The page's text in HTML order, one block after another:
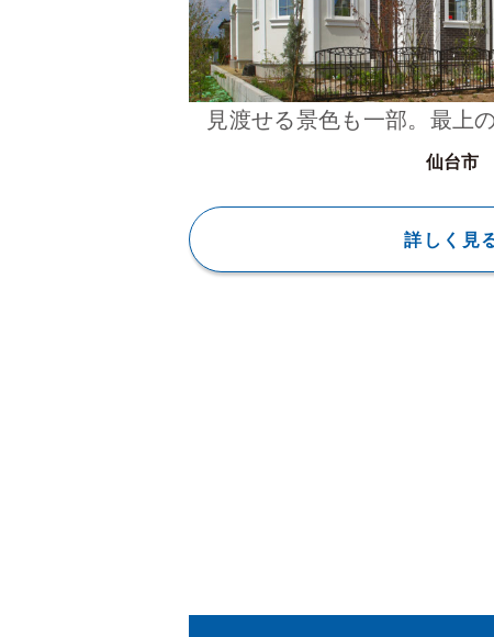
見渡せる景色も一部。最上
仙台市
詳しく見